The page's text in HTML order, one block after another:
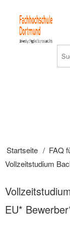
Startseite
FAQ
Vollzeitstudium
EU*